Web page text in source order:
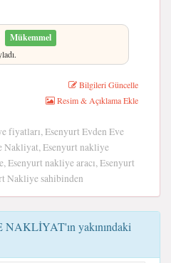
Mükemmel
Bilgileri Güncelle
Resim & Açıklama Ekle
fiyatları, Esenyurt Evden Eve
Esenyurt nakliye
Esenyurt nakliye aracı, Esenyurt
Nakliye sahibinden
yakınındaki